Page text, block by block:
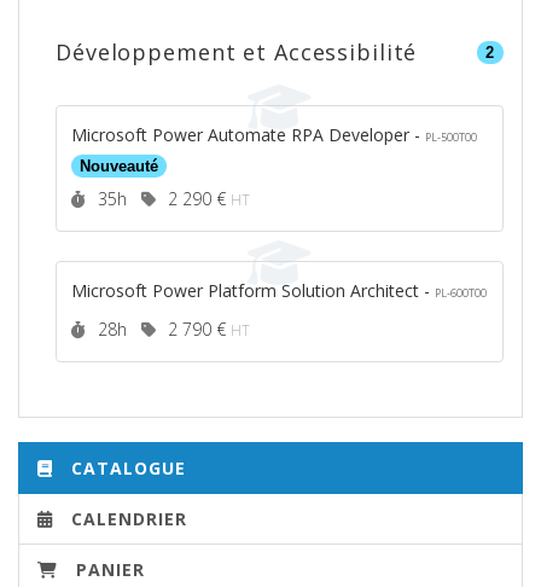
Développement et Accessibilité 2
Microsoft Power Automate RPA Developer - PL-500T00
Nouveauté
Durée :
35h Prix :
2 290 € HT
Microsoft Power Platform Solution Architect - PL-600T00
Durée :
28h Prix :
2 790 € HT
CATALOGUE
CALENDRIER
PANIER